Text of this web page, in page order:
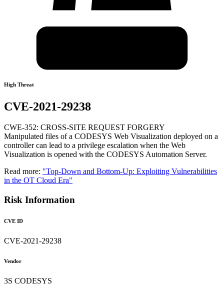
High Threat
CVE-2021-29238
CWE-352: CROSS-SITE REQUEST FORGERY
Manipulated files of a CODESYS Web Visualization deployed on a
controller can lead to a privilege escalation when the Web
Visualization is opened with the CODESYS Automation Server.
Read more: "Top-Down and Bottom-Up: Exploiting Vulnerabilities
in the OT Cloud Era"
Risk Information
CVE ID
CVE-2021-29238
Vendor
3S CODESYS